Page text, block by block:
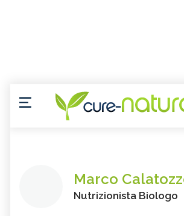
Marco
Nutrizionista Biologo